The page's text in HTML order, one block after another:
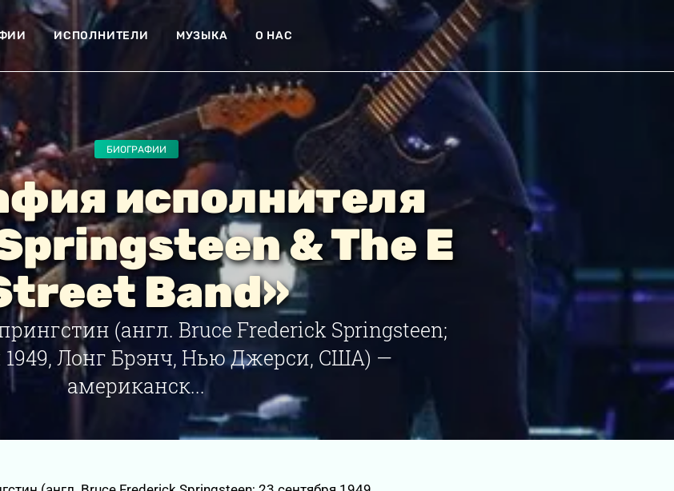
ИСПОЛНИТЕЛИ МУЗЫКА О НАС
БИОГРАФИИ
исполнителя
& The E
Band»
(англ. Bruce Frederick Springsteen;
1949, Лонг Брэнч, Нью Джерси, США) —
американск...